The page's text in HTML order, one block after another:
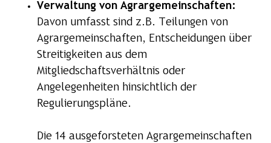
Verwaltung von Agrargemeinschaften:
Davon umfasst sind z.B. Teilungen von
Agrargemeinschaften, Entscheidungen über
Streitigkeiten aus dem
Mitgliedschaftsverhältnis oder
Angelegenheiten hinsichtlich der
Regulierungspläne.
Die 14 ausgeforsteten Agrargemeinschaften